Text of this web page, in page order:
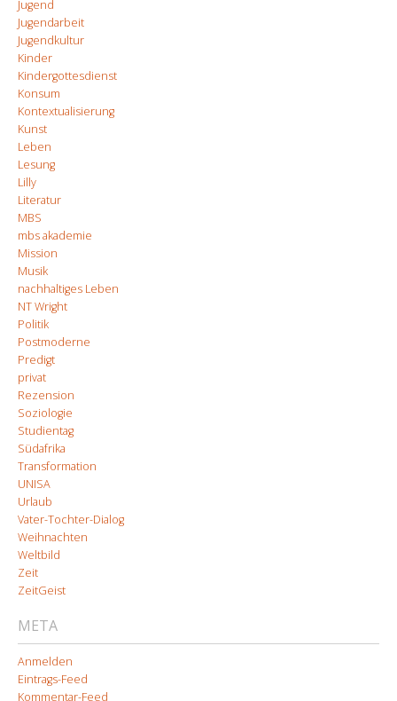
Jugend
Jugendarbeit
Jugendkultur
Kinder
Kindergottesdienst
Konsum
Kontextualisierung
Kunst
Leben
Lesung
Lilly
Literatur
MBS
mbs akademie
Mission
Musik
nachhaltiges Leben
NT Wright
Politik
Postmoderne
Predigt
privat
Rezension
Soziologie
Studientag
Südafrika
Transformation
UNISA
Urlaub
Vater-Tochter-Dialog
Weihnachten
Weltbild
Zeit
ZeitGeist
META
Anmelden
Eintrags-Feed
Kommentar-Feed